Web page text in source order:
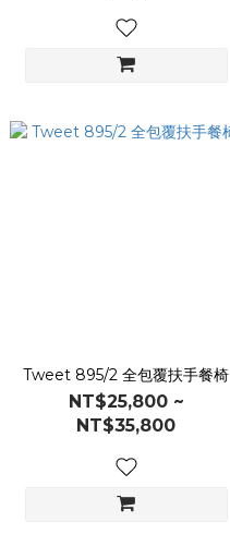
Tweet 895/2 全包覆扶手餐椅
NT$25,800 ~
NT$35,800